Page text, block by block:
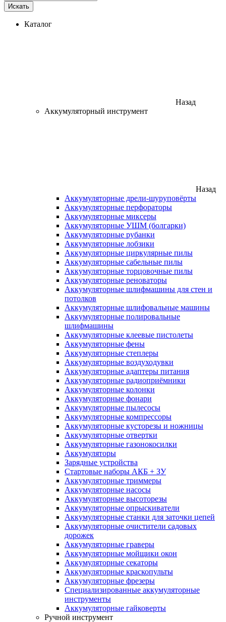
Искать
Каталог
Назад
Аккумуляторный инструмент
Назад
Аккумуляторные дрели-шуруповёрты
Аккумуляторные перфораторы
Аккумуляторные миксеры
Аккумуляторные УШМ (болгарки)
Аккумуляторные рубанки
Аккумуляторные лобзики
Аккумуляторные циркулярные пилы
Аккумуляторные сабельные пилы
Аккумуляторные торцовочные пилы
Аккумуляторные реноваторы
Аккумуляторные шлифмашины для стен и
потолков
Аккумуляторные шлифовальные машины
Аккумуляторные полировальные
шлифмашины
Аккумуляторные клеевые пистолеты
Аккумуляторные фены
Аккумуляторные степлеры
Аккумуляторные воздуходувки
Аккумуляторные адаптеры питания
Аккумуляторные радиоприёмники
Аккумуляторные колонки
Аккумуляторные фонари
Аккумуляторные пылесосы
Аккумуляторные компрессоры
Аккумуляторные кусторезы и ножницы
Аккумуляторные отвертки
Аккумуляторные газонокосилки
Аккумуляторы
Зарядные устройства
Стартовые наборы АКБ + ЗУ
Аккумуляторные триммеры
Аккумуляторные насосы
Аккумуляторные высоторезы
Аккумуляторные опрыскиватели
Аккумуляторные станки для заточки цепей
Аккумуляторные очистители садовых
дорожек
Аккумуляторные граверы
Аккумуляторные мойщики окон
Аккумуляторные секаторы
Аккумуляторные краскопульты
Аккумуляторные фрезеры
Специализированные аккумуляторные
инструменты
Аккумуляторные гайковерты
Ручной инструмент